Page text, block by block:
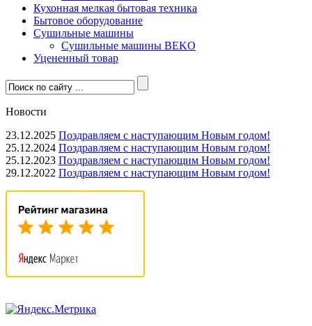
Кухонная мелкая бытовая техника
Бытовое оборудование
Сушильные машины
Сушильные машины BEKO
Уцененный товар
Новости
23.12.2025 Поздравляем с наступающим Новым годом!
25.12.2024 Поздравляем с наступающим Новым годом!
25.12.2023 Поздравляем с наступающим Новым годом!
29.12.2022 Поздравляем с наступающим Новым годом!